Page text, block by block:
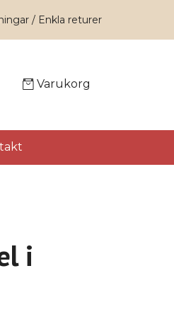
/ Enkla returer
Varukorg
i